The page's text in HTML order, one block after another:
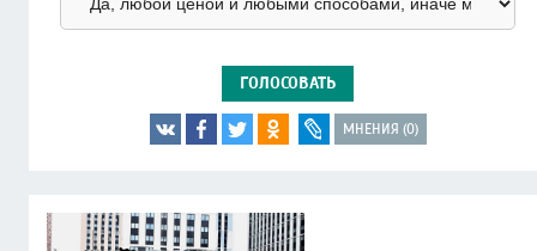
ГОЛОСОВАТЬ
МНЕНИЯ (0)